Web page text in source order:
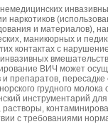
наркотиков
и материалов),
маникюрных и
контактах с
ВИЧ может
препаратов,
грудного
инструментарий
растворы,
с требованиями